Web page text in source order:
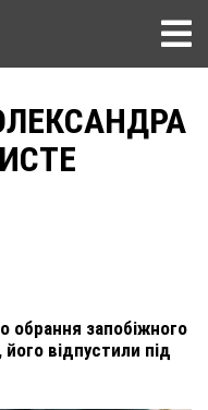
обрання запобіжного
відпустили під